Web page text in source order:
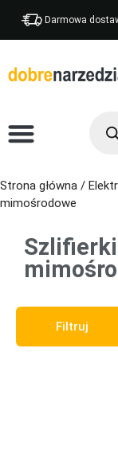
Darmowa
Strona główna /
mimośrodowe
Filtruj